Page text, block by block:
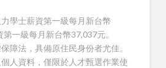
學士薪資第一級每月新台幣
一級每月新台幣37,037元。
障法，具備原住民身份者尤佳。
人資料，僅限於人才甄選作業使